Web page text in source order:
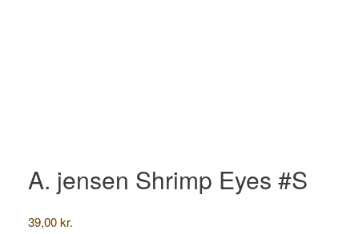
A. jensen Shrimp Eyes #S
39,00kr.